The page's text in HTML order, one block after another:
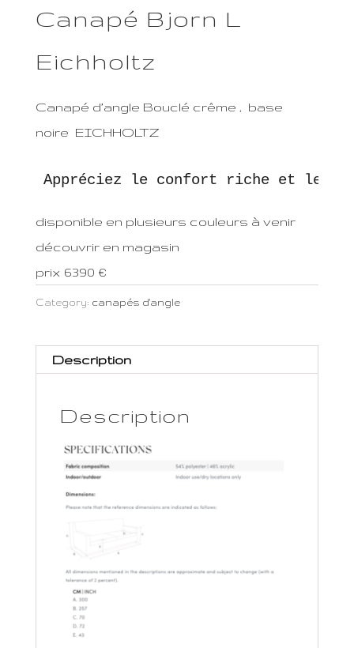
Canapé Bjorn L
Eichholtz
Canapé d’angle Bouclé crême , base
noire EICHHOLTZ
Appréciez le confort riche et le
disponible en plusieurs couleurs à venir
découvrir en magasin
prix 6390 €
Category: canapés d'angle
Description
Description